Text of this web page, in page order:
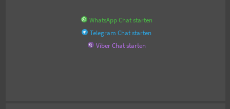
WhatsApp Chat starten
Telegram Chat starten
Viber Chat starten